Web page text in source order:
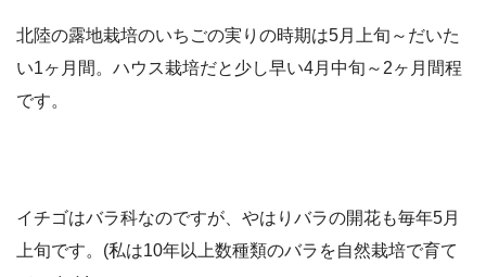
北陸の露地栽培のいちごの実りの時期は5月上旬～だいた
い1ヶ月間。ハウス栽培だと少し早い4月中旬～2ヶ月間程
です。
イチゴはバラ科なのですが、やはりバラの開花も毎年5月
上旬です。(私は10年以上数種類のバラを自然栽培で育て